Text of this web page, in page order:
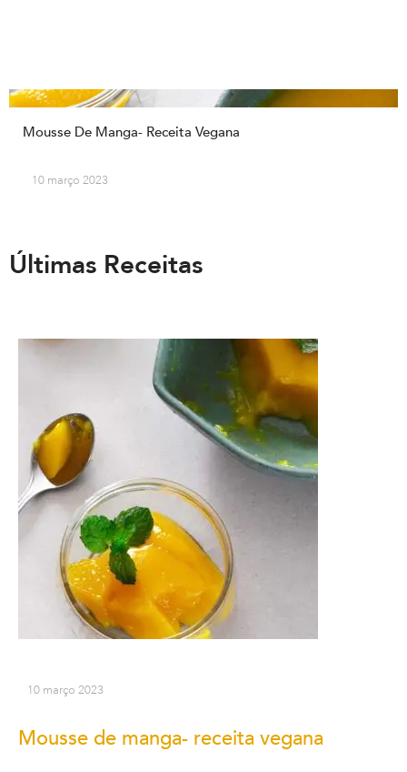
Mousse De Manga- Receita Vegana
10 março 2023
Últimas Receitas
10 março 2023
Mousse de manga- receita vegana